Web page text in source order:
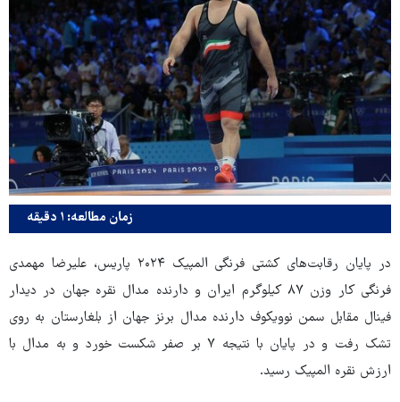
زمان مطالعه: ۱ دقیقه
در پایان رقابت‌های کشتی فرنگی المپیک ۲۰۲۴ پاریس، علیرضا مهمدی
فرنگی کار وزن ۸۷ کیلوگرم ایران و دارنده مدال نقره جهان در دیدار
فینال مقابل سمن نوویکوف دارنده مدال برنز جهان از بلغارستان به روی
تشک رفت و در پایان با نتیجه ۷ بر صفر شکست خورد و به مدال با
ارزش نقره المپیک رسید.